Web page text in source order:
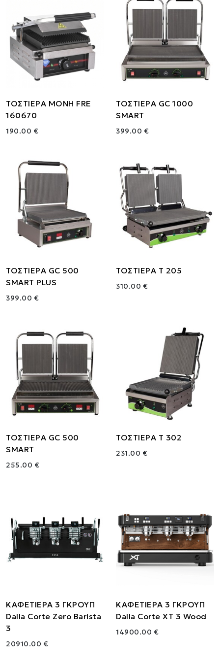
ΤΟΣΤΙΕΡΑ ΜΟΝΗ FRE
160670
190.00 €
ΤΟΣΤΙΕΡΑ GC 1000
SMART
399.00 €
ΤΟΣΤΙΕΡΑ GC 500
SMART PLUS
399.00 €
ΤΟΣΤΙΕΡΑ Τ 205
310.00 €
ΤΟΣΤΙΕΡΑ GC 500
SMART
255.00 €
ΤΟΣΤΙΕΡΑ T 302
231.00 €
ΚΑΦΕΤΙΕΡΑ 3 ΓΚΡΟΥΠ
Dalla Corte Zero Barista
3
20910.00 €
ΚΑΦΕΤΙΕΡΑ 3 ΓΚΡΟΥΠ
Dalla Corte XT 3 Wood
14900.00 €